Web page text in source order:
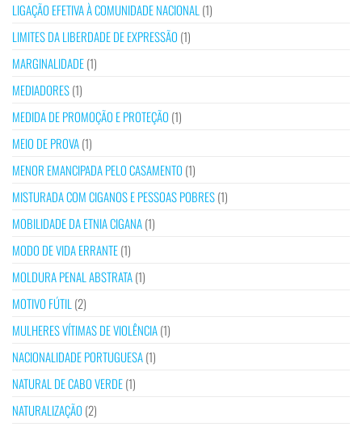
LIGAÇÃO EFETIVA À COMUNIDADE NACIONAL (1)
LIMITES DA LIBERDADE DE EXPRESSÃO (1)
MARGINALIDADE(1)
MEDIADORES(1)
MEDIDA DE PROMOÇÃO E PROTEÇÃO (1)
MEIO DE PROVA(1)
MENOR EMANCIPADA PELO CASAMENTO (1)
MISTURADA COM CIGANOS E PESSOAS POBRES(1)
MOBILIDADE DA ETNIA CIGANA(1)
MODO DE VIDA ERRANTE(1)
MOLDURA PENAL ABSTRATA(1)
MOTIVO FÚTIL (2)
MULHERES VÍTIMAS DE VIOLÊNCIA(1)
NACIONALIDADE PORTUGUESA(1)
NATURAL DE CABO VERDE(1)
NATURALIZAÇÃO (2)